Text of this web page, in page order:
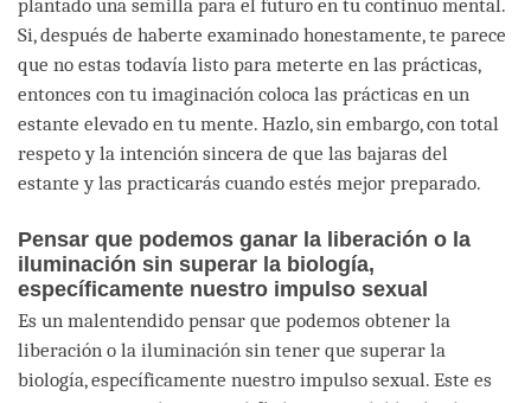
plantado una semilla para el futuro en tu continuo mental.
Si, después de haberte examinado honestamente, te parece
que no estas todavía listo para meterte en las prácticas,
entonces con tu imaginación coloca las prácticas en un
estante elevado en tu mente. Hazlo, sin embargo, con total
respeto y la intención sincera de que las bajaras del
estante y las practicarás cuando estés mejor preparado.
Pensar que podemos ganar la liberación o la
iluminación sin superar la biología,
específicamente nuestro impulso sexual
Es un malentendido pensar que podemos obtener la
liberación o la iluminación sin tener que superar la
biología, específicamente nuestro impulso sexual. Este es